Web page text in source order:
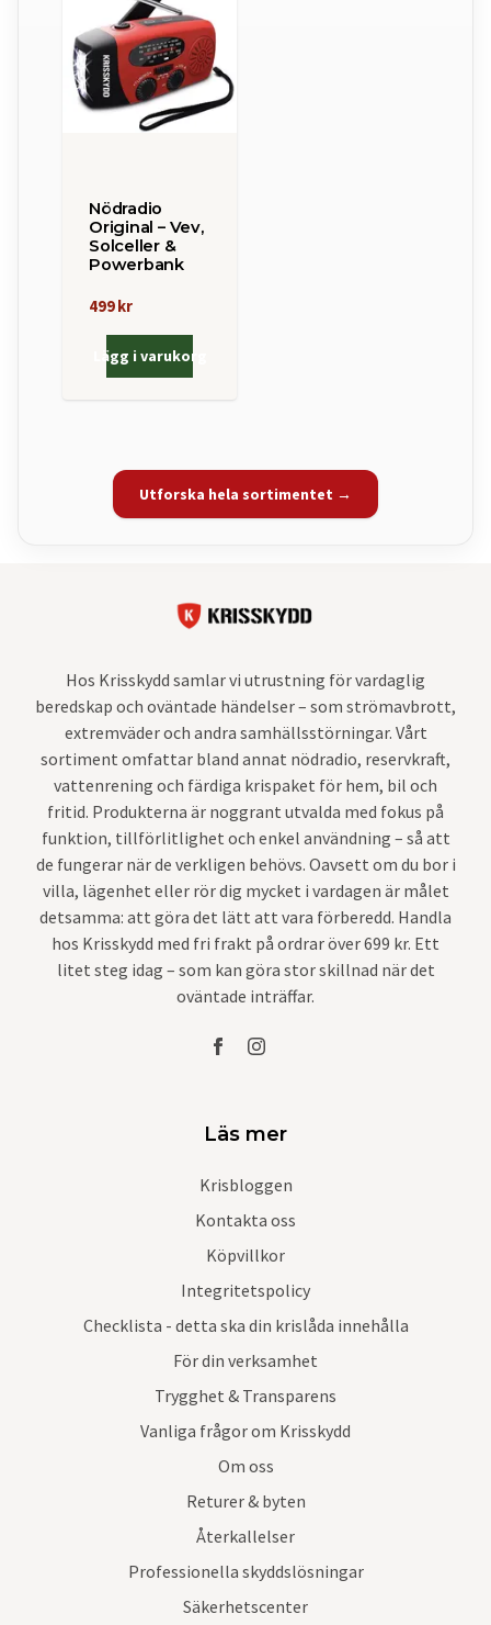
Nödradio
Original – Vev,
Solceller &
Powerbank
499 kr
Lägg i varukorg
Utforska hela sortimentet →
Hos Krisskydd samlar vi utrustning för vardaglig
beredskap och oväntade händelser – som strömavbrott,
extremväder och andra samhällsstörningar. Vårt
sortiment omfattar bland annat nödradio, reservkraft,
vattenrening och färdiga krispaket för hem, bil och
fritid. Produkterna är noggrant utvalda med fokus på
funktion, tillförlitlighet och enkel användning – så att
de fungerar när de verkligen behövs. Oavsett om du bor i
villa, lägenhet eller rör dig mycket i vardagen är målet
detsamma: att göra det lätt att vara förberedd. Handla
hos Krisskydd med fri frakt på ordrar över 699 kr. Ett
litet steg idag – som kan göra stor skillnad när det
oväntade inträffar.
Läs mer
Krisbloggen
Kontakta oss
Köpvillkor
Integritetspolicy
Checklista - detta ska din krislåda innehålla
För din verksamhet
Trygghet & Transparens
Vanliga frågor om Krisskydd
Om oss
Returer & byten
Återkallelser
Professionella skyddslösningar
Säkerhetscenter